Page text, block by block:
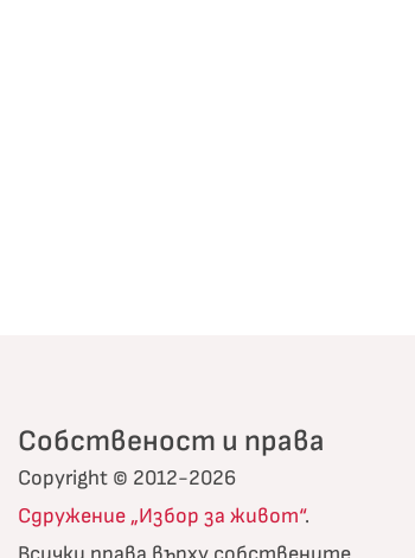
Собственост и права
Copyright © 2012-2026
Сдружение „Избор за живот“.